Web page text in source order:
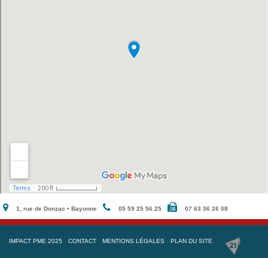
1, rue de Donzac • Bayonne 05 59 25 56 25 07 63 36 26 08
IMPACT PME 2025 CONTACT MENTIONS LÉGALES PLAN DU SITE